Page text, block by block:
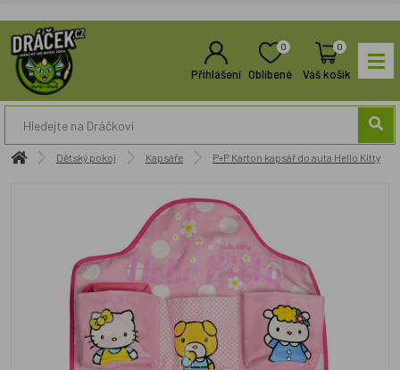
Přihlášení
0
Oblíbené
0
Váš košík
Dětský pokoj Kapsáře P+P Karton kapsář do auta Hello Kitty